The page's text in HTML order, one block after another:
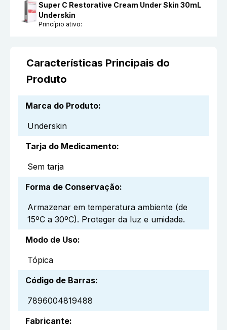
Super C Restorative Cream Under Skin 30mL
Underskin
Princípio ativo:
Características Principais do
Produto
Marca do Produto:
Underskin
Tarja do Medicamento:
Sem tarja
Forma de Conservação:
Armazenar em temperatura ambiente (de
15ºC a 30ºC). Proteger da luz e umidade.
Modo de Uso:
Tópica
Código de Barras:
7896004819488
Fabricante: